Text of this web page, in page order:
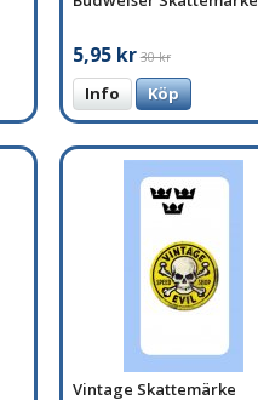
5,95 kr 30 kr
Info Köp
Vintage Skattemärke